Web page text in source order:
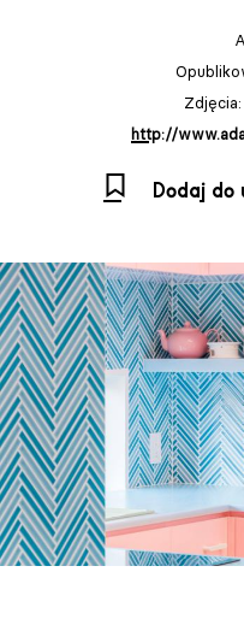
http://
Dodaj do